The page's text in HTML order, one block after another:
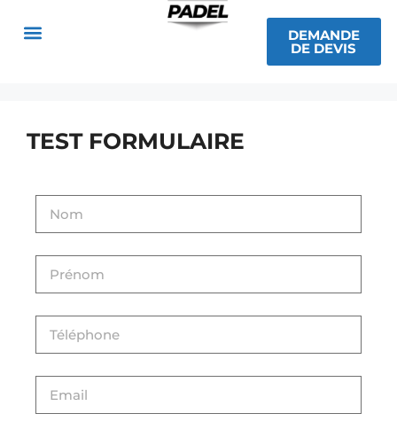
DEMANDE
DE DEVIS
TEST FORMULAIRE